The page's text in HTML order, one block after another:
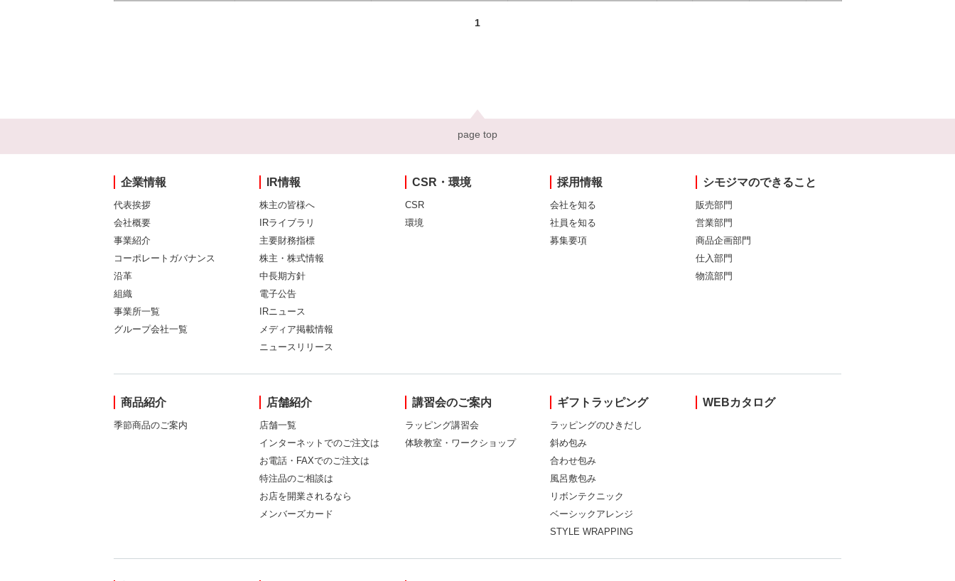
1
page top
企業情報
代表挨拶
会社概要
事業紹介
コーポレートガバナンス
沿革
組織
事業所一覧
グループ会社一覧
IR情報
株主の皆様へ
IRライブラリ
主要財務指標
株主・株式情報
中長期方針
電子公告
IRニュース
メディア掲載情報
ニュースリリース
CSR・環境
CSR
環境
採用情報
会社を知る
社員を知る
募集要項
シモジマのできること
販売部門
営業部門
商品企画部門
仕入部門
物流部門
商品紹介
季節商品のご案内
店舗紹介
店舗一覧
インターネットでのご注文は
お電話・FAXでのご注文は
特注品のご相談は
お店を開業されるなら
メンバーズカード
講習会のご案内
ラッピング講習会
体験教室・ワークショップ
ギフトラッピング
ラッピングのひきだし
斜め包み
合わせ包み
風呂敷包み
リボンテクニック
ベーシックアレンジ
STYLE WRAPPING
WEBカタログ